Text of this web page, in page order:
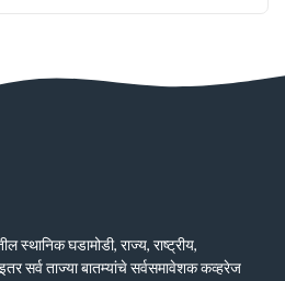
स्थानिक घडामोडी, राज्य, राष्ट्रीय,
सर्व ताज्या बातम्यांचे सर्वसमावेशक कव्हरेज